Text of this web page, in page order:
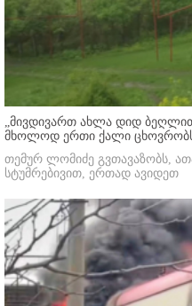
„მივდივართ ახლა დიდ
მხოლოდ ერთი ქალი
თემურ ლომიძე გვთავაზობს,
სტუმრებივით, ერთად ავიდეთ